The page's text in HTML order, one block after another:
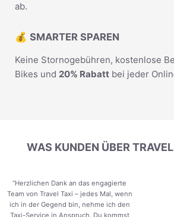
ab.
💰 SMARTER SPAREN
Keine Stornogebühren, kostenlose
Bikes und 20% Rabatt bei jeder
WAS KUNDEN ÜBER
“Herzlichen Dank an das engagierte
Team von Travel Taxi – jedes Mal, wenn
ich in der Gegend bin, nehme ich den